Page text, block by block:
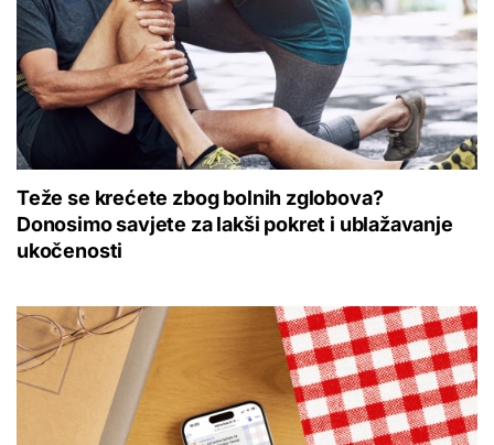
Teže se krećete zbog bolnih zglobova?
Donosimo savjete za lakši pokret i ublažavanje
ukočenosti